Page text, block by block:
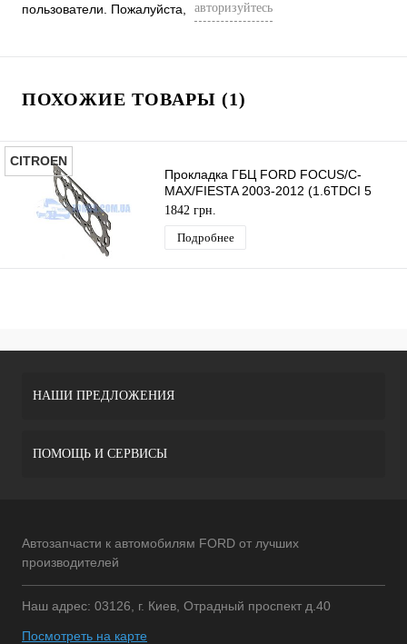
пользователи. Пожалуйста,
авторизуйтесь
ПОХОЖИЕ ТОВАРЫ (1)
CITROEN
Прокладка ГБЦ FORD FOCUS/C-
MAX/FIESTA 2003-2012 (1.6TDCI 5
Меток 1.45MM) CITROEN
1842 грн.
Подробнее
НАШИ ПРЕДЛОЖЕНИЯ
ПОМОЩЬ И СЕРВИСЫ
Автозапчасти к автомобилям FORD от лучших
производителей
Наш адрес: 03126, г. Киев, Отрадный проспект д.40
Посмотреть на карте